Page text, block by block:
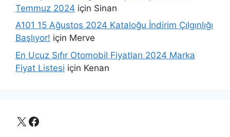
Temmuz 2024 için Sinan
A101 15 Ağustos 2024 Kataloğu İndirim Çılgınlığı
Başlıyor! için Merve
En Ucuz Sıfır Otomobil Fiyatları 2024 Marka
Fiyat Listesi için Kenan
X Facebook